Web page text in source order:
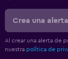
Crea una
Al crear una alerta de
nuestra política de